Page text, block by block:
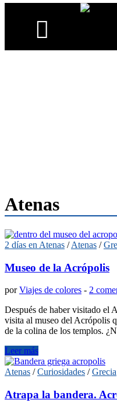
Atenas
2 días en Atenas /Atenas /
Museo de la Acrópolis
porViajes de colores - 2
Después de haber visitado el
visita al museo del Acrópolis
de la colina de los templos.
Leer más
Atenas /Curiosidades /Grecia
Atrapa la bandera.